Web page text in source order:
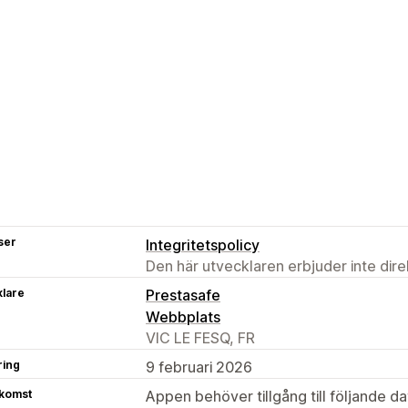
Integritetspolicy
Den här utvecklaren erbjuder inte
Prestasafe
Webbplats
VIC LE FESQ, FR
9 februari 2026
Appen behöver tillgång till följande